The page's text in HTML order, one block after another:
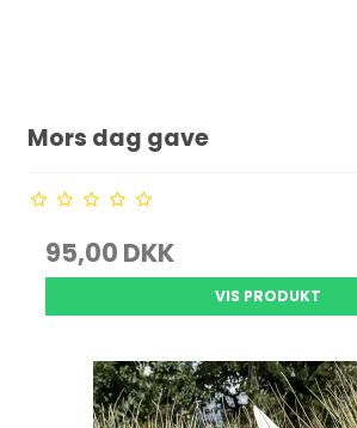
Mors dag gave
95,00 DKK
VIS PRODUKT